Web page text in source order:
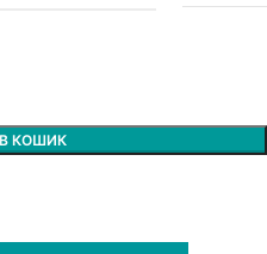
КОШИК